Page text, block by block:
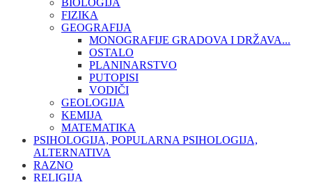
BIOLOGIJA
FIZIKA
GEOGRAFIJA
MONOGRAFIJE GRADOVA I DRŽAVA...
OSTALO
PLANINARSTVO
PUTOPISI
VODIČI
GEOLOGIJA
KEMIJA
MATEMATIKA
PSIHOLOGIJA, POPULARNA PSIHOLOGIJA,
ALTERNATIVA
RAZNO
RELIGIJA